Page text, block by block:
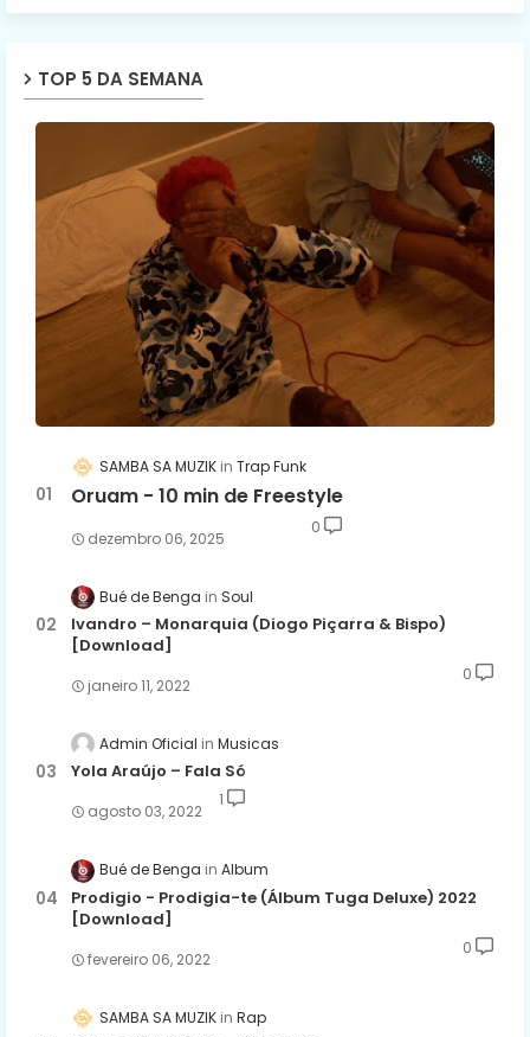
TOP 5 DA SEMANA
SAMBA SA MUZIK Trap Funk
Oruam - 10 min de Freestyle
dezembro 06, 2025
0
Bué de Benga Soul
Ivandro – Monarquia (Diogo Piçarra & Bispo)
[Download]
janeiro 11, 2022
0
Admin Oficial Musicas
Yola Araújo – Fala Só
agosto 03, 2022
1
Bué de Benga Album
Prodigio - Prodigia-te (Álbum Tuga Deluxe) 2022
[Download]
fevereiro 06, 2022
0
SAMBA SA MUZIK Rap